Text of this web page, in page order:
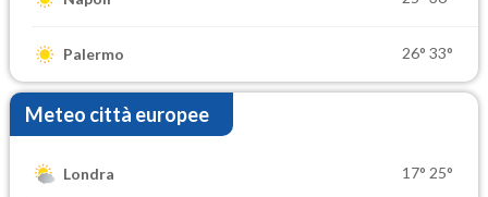
Palermo 26° 33°
Meteo città europee
Londra 17° 25°